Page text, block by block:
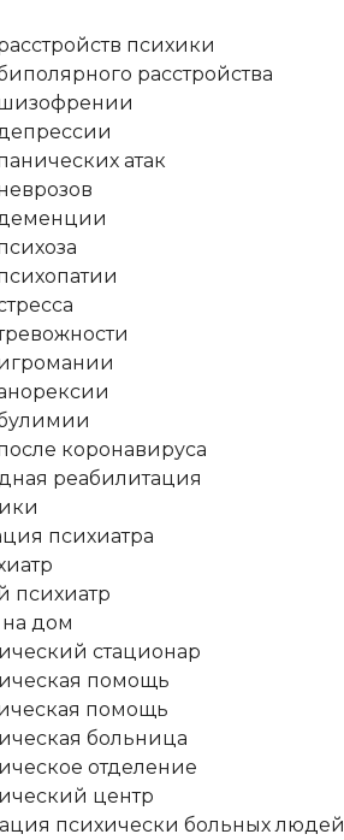
психики
расстройства
атак
коронавируса
реабилитация
психиатра
психиатр
дом
стационар
помощь
помощь
больница
отделение
центр
психически больных людей